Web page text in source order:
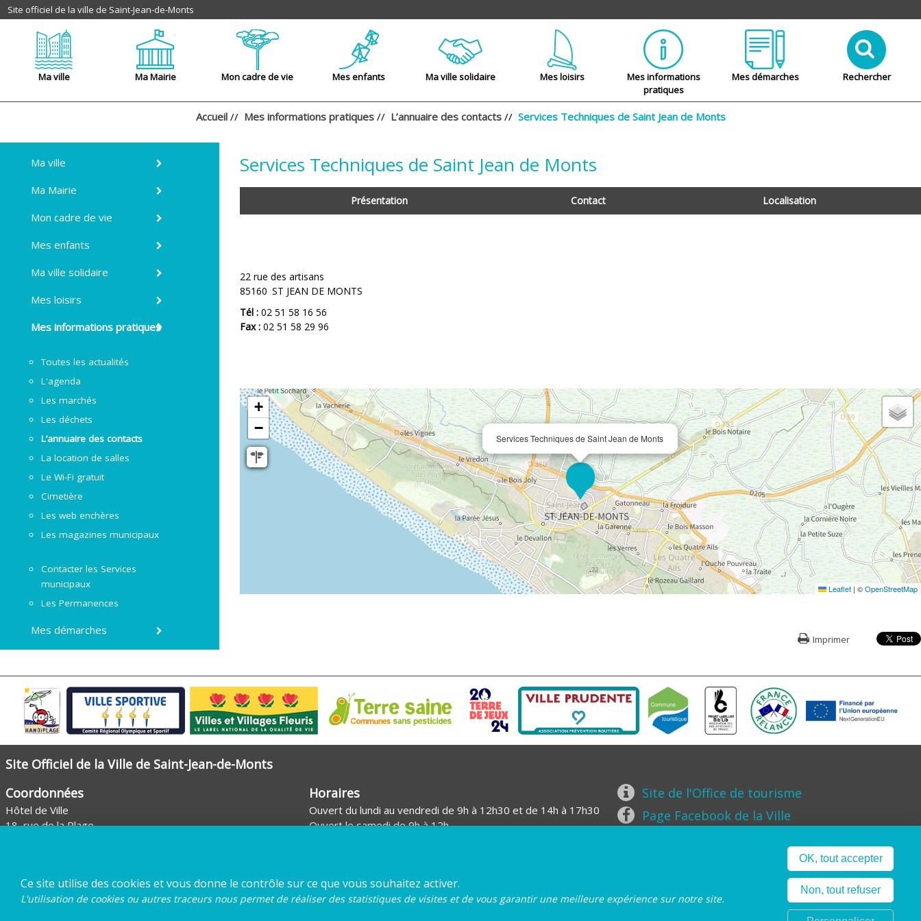
Site officiel de la ville de Saint-Jean-de-Monts
Ma ville Ma Mairie Mon cadre de vie Mes enfants Ma ville solidaire Mes loisirs
Mes informations
pratiques
Mes démarches Rechercher
Accueil // Mes informations pratiques // L’annuaire des contacts // Services Techniques de Saint Jean de Monts
Ma ville
Ma Mairie
Mon cadre de vie
Mes enfants
Ma ville solidaire
Mes loisirs
Mes informations pratiques
Toutes les actualités
L'agenda
Les marchés
Les déchets
L’annuaire des contacts
La location de salles
Le Wi-Fi gratuit
Cimetière
Les web enchères
Les magazines municipaux
Contacter les Services
municipaux
Les Permanences
Mes démarches
Services Techniques de Saint Jean de Monts
Présentation Contact Localisation
22 rue des artisans
85160 ST JEAN DE MONTS
Tél : 02 51 58 16 56
Fax : 02 51 58 29 96
Services Techniques de Saint Jean de Monts
+
−
Leaflet | ©OpenStreetMap
Imprimer
Site Officiel de la Ville de Saint-Jean-de-Monts
Coordonnées
Hôtel de Ville
18, rue de la Plage
Horaires
Ouvert du lundi au vendredi de 9h à 12h30 et de 14h à 17h30
Ouvert le samedi de 9h à 12h
Site de l'Office de tourisme
Page Facebook de la Ville
Ce site utilise des cookies et vous donne le contrôle sur ce que vous souhaitez activer.
L'utilisation de cookies ou autres traceurs nous permet de réaliser des statistiques de visites et de vous garantir une meilleure expérience sur notre site.
OK, tout accepter
Non, tout refuser